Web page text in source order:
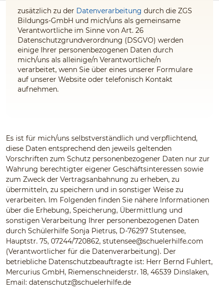
zusätzlich zu der Datenverarbeitung durch die ZGS
Bildungs-GmbH und mich/uns als gemeinsame
Verantwortliche im Sinne von Art. 26
Datenschutzgrundverordnung (DSGVO) werden
einige Ihrer personenbezogenen Daten durch
mich/uns als alleinige/n Verantwortliche/n
verarbeitet, wenn Sie über eines unserer Formulare
auf unserer Website oder telefonisch Kontakt
aufnehmen.
Es ist für mich/uns selbstverständlich und verpflichtend,
diese Daten entsprechend den jeweils geltenden
Vorschriften zum Schutz personenbezogener Daten nur zur
Wahrung berechtigter eigener Geschäftsinteressen sowie
zum Zweck der Vertragsanbahnung zu erheben, zu
übermitteln, zu speichern und in sonstiger Weise zu
verarbeiten. Im Folgenden finden Sie nähere Informationen
über die Erhebung, Speicherung, Übermittlung und
sonstigen Verarbeitung Ihrer personenbezogenen Daten
durch Schülerhilfe Sonja Pietrus, D-76297 Stutensee,
Hauptstr. 75, 07244/720862, stutensee@schuelerhilfe.com
(Verantwortlicher für die Datenverarbeitung). Der
betriebliche Datenschutzbeauftragte ist: Herr Bernd Fuhlert,
Mercurius GmbH, Riemenschneiderstr. 18, 46539 Dinslaken,
Email: datenschutz@schuelerhilfe.de